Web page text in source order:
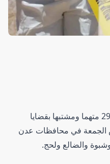
أكدت أجهزة الشرطة أنها ضبطت 29 متهما ومشتبها بقضايا
الجمعة في محافظات عدن
والضالع ولحج.